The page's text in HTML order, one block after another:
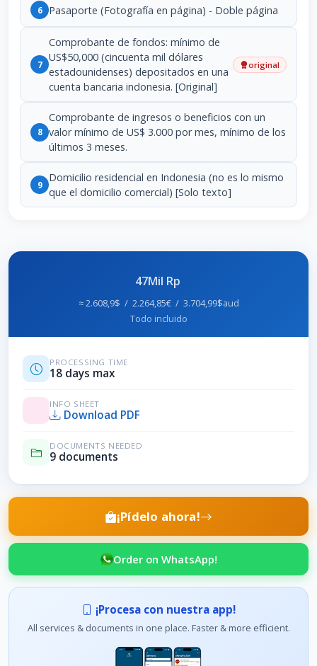
6 Pasaporte (Fotografía en página) - Doble página
7
Comprobante de fondos: mínimo de
US$50,000 (cincuenta mil dólares
estadounidenses) depositados en una
cuenta bancaria indonesia. [Original]
original
8
Comprobante de ingresos o beneficios con un
valor mínimo de US$ 3.000 por mes, mínimo de los
últimos 3 meses.
9
Domicilio residencial en Indonesia (no es lo mismo
que el domicilio comercial) [Solo texto]
47Mil Rp
≈ 2.608,9$ / 2.264,85€ / 3.704,99$aud
Todo incluido
PROCESSING TIME
18 days max
INFO SHEET
Download PDF
DOCUMENTS NEEDED
9 documents
¡Pídelo ahora!
Order on WhatsApp!
¡Procesa con nuestra app!
All services & documents in one place. Faster & more efficient.